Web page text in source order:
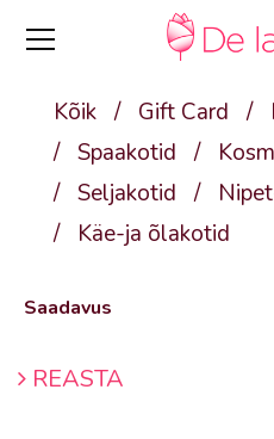
Kõik / Gift Card /
/ Spaakotid /
/ Seljakotid /
/
Käe-ja õlakotid
Saadavus
REASTA